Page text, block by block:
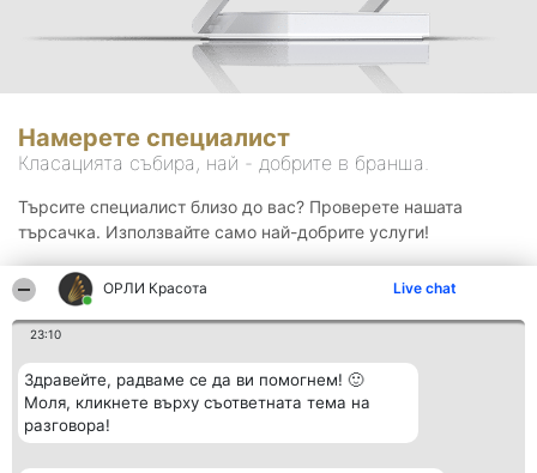
ОРЛИ Красота Live chat
23:10
Здравейте, радваме се да ви помогнем! 🙂
Моля, кликнете върху съответната тема на
разговора!
Намерете специалист
Класацията събира, най - добрите в бранша.
Търсите специалист близо до вас? Проверете нашата
търсачка. Използвайте само най-добрите услуги!